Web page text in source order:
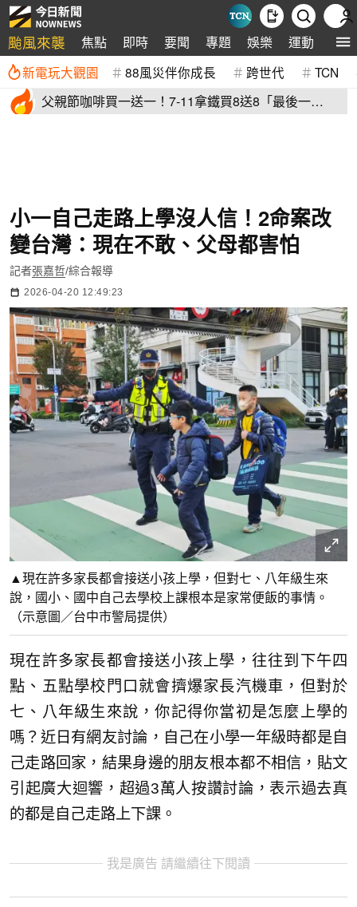
颱風來襲 焦點 即時 要聞 專題 娛樂 運動 全球
新電玩大觀園 88風災伴你成長 跨世代 TCN
父親節咖啡買一送一！7-11拿鐵買8送8「最後一
小一自己走路上學沒人信！2命案改
變台灣：現在不敢、父母都害怕
記者張嘉哲/綜合報導
2026-04-20 12:49:23
▲現在許多家長都會接送小孩上學，但對七、八年級生來
說，國小、國中自己去學校上課根本是家常便飯的事情。
（示意圖／台中市警局提供）
現在許多家長都會接送小孩上學，往往到下午四
點、五點學校門口就會擠爆家長汽機車，但對於
七、八年級生來說，你記得你當初是怎麼上學的
嗎？近日有網友討論，自己在小學一年級時都是自
己走路回家，結果身邊的朋友根本都不相信，貼文
引起廣大迴響，超過3萬人按讚討論，表示過去真
的都是自己走路上下課。
我是廣告 請繼續往下閱讀